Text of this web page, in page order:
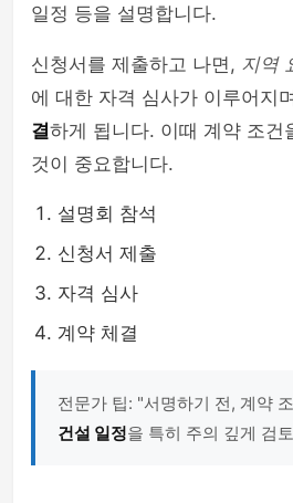
일정 등을 설명합니다.
신청서를 제출하고 나면, 지역
에 대한 자격 심사가 이루어지
결하게 됩니다. 이때 계약 조건
것이 중요합니다.
설명회 참석
신청서 제출
자격 심사
계약 체결
전문가 팁: "서명하기 전, 계약
건설 일정을 특히 주의 깊게 검